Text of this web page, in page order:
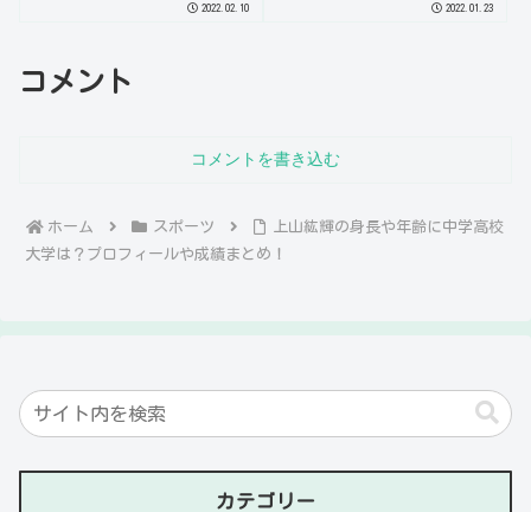
2022.02.10 2022.01.23
コメント
コメントを書き込む
ホーム スポーツ
上山紘輝の身長や年齢に中学高校
大学は？プロフィールや成績まとめ！
カテゴリー